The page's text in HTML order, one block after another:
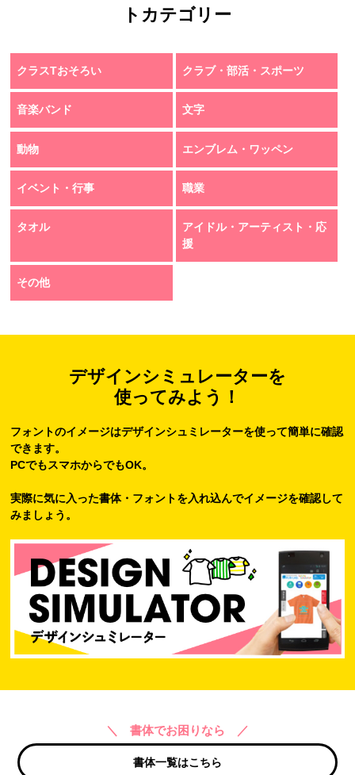
トカテゴリー
クラスTおそろい クラブ・部活・スポーツ
音楽バンド 文字
動物 エンブレム・ワッペン
イベント・行事 職業
タオル
アイドル・アーティスト・応
援
その他
デザインシミュレーターを
使ってみよう！
フォントのイメージはデザインシュミレーターを使って簡単に確認
できます。
PCでもスマホからでもOK。
実際に気に入った書体・フォントを入れ込んでイメージを確認して
みましょう。
＼ 書体でお困りなら ／
書体一覧はこちら